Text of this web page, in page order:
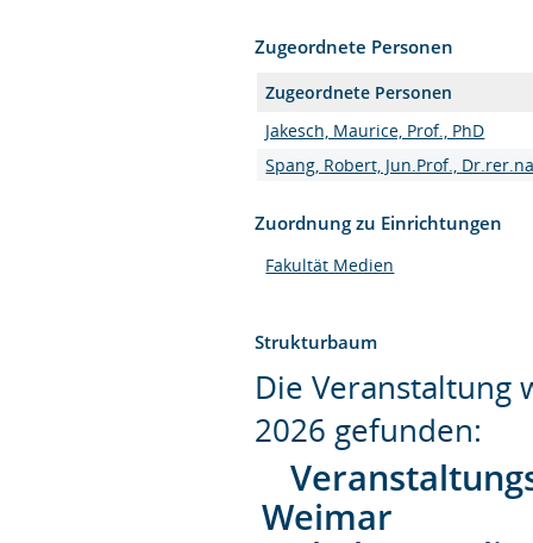
Zugeordnete Personen
Zugeordnete Personen
Jakesch, Maurice, Prof., PhD
Spang, Robert, Jun.Prof.,
Zuordnung zu Einrichtungen
Fakultät Medien
Strukturbaum
Die Veranstaltung
2026 gefunden:
Weimar